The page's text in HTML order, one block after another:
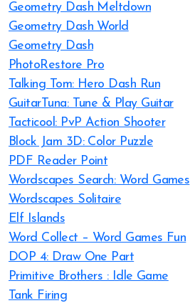
Geometry Dash Meltdown
Geometry Dash World
Geometry Dash
PhotoRestore Pro
Talking Tom: Hero Dash Run
GuitarTuna: Tune & Play Guitar
Tacticool: PvP Action Shooter
Block Jam 3D: Color Puzzle
PDF Reader Point
Wordscapes Search: Word Games
Wordscapes Solitaire
Elf Islands
Word Collect – Word Games Fun
DOP 4: Draw One Part
Primitive Brothers : Idle Game
Tank Firing